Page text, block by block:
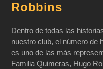
Robbins
Dentro de todas las
nuestro club, el número de
es uno de las más
Familia Quimeras, Hugo